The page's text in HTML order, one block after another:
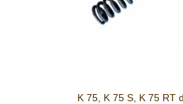
K 75, K 75 S, K 75 RT